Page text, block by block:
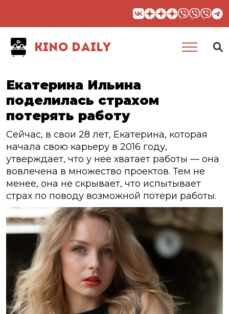
KINO DAILY
Екатерина Ильина
поделилась страхом
потерять работу
Сейчас, в свои 28 лет, Екатерина, которая
начала свою карьеру в 2016 году,
утверждает, что у нее хватает работы — она
вовлечена в множество проектов. Тем не
менее, она не скрывает, что испытывает
страх по поводу возможной потери работы.